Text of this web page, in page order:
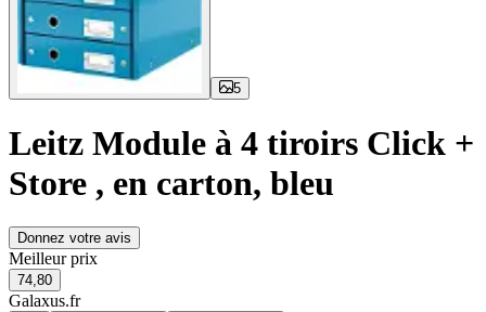
5
Leitz Module à 4 tiroirs Click +
Store , en carton, bleu
Donnez votre avis
Meilleur prix
74,80
Galaxus.fr